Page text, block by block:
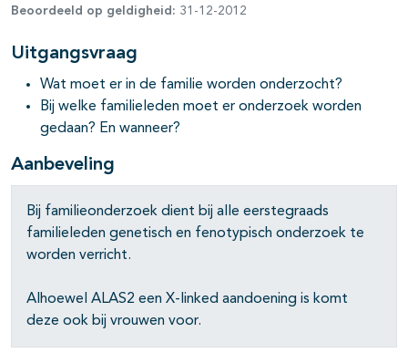
open- en dichtklappen
open- en dichtklappen
open- en dichtklappen
Beoordeeld op geldigheid: 31-12-2012
Uitgangsvraag
Wat moet er in de familie worden onderzocht?
Bij welke familieleden moet er onderzoek worden
gedaan? En wanneer?
Aanbeveling
Bij familieonderzoek dient bij alle eerstegraads
familieleden genetisch en fenotypisch onderzoek te
worden verricht.
Alhoewel ALAS2 een X-linked aandoening is komt
deze ook bij vrouwen voor.